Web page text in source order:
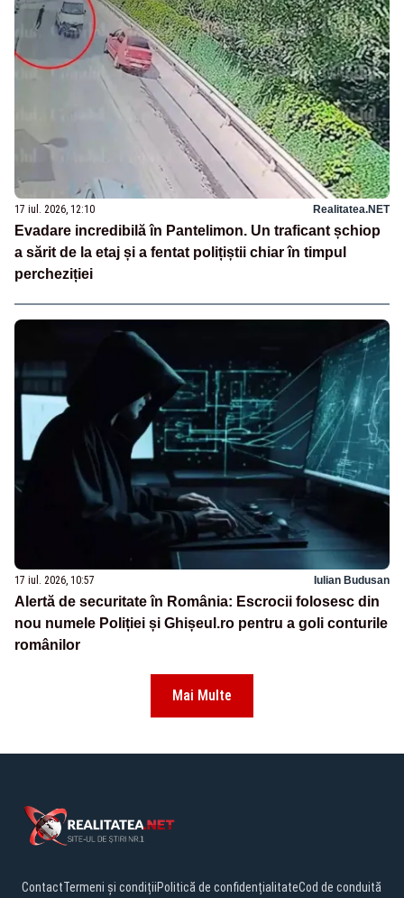
17 iul. 2026, 12:10 Realitatea.NET
Evadare incredibilă în Pantelimon. Un traficant șchiop
a sărit de la etaj și a fentat polițiștii chiar în timpul
percheziției
17 iul. 2026, 10:57 Iulian Budusan
Alertă de securitate în România: Escrocii folosesc din
nou numele Poliției și Ghișeul.ro pentru a goli conturile
românilor
Mai Multe
ContactTermeni și condițiiPolitică de confidențialitateCod de conduită